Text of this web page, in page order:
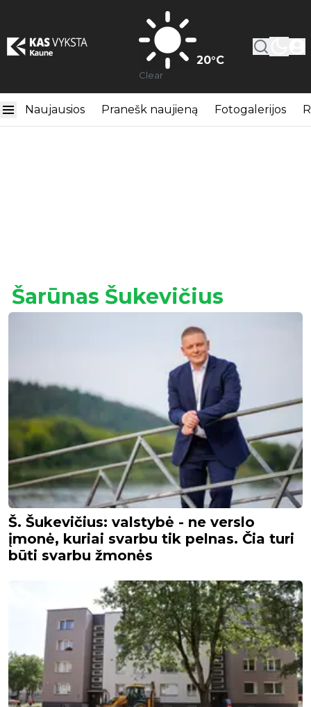
20°C
Clear
Naujausios Pranešk naujieną Fotogalerijos
Šarūnas Šukevičius
Š. Šukevičius: valstybė - ne verslo
įmonė, kuriai svarbu tik pelnas. Čia turi
būti svarbu žmonės